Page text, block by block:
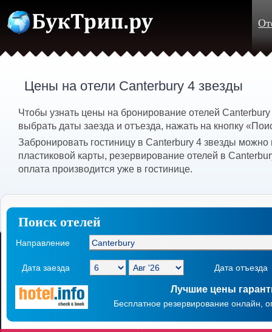
Цены на отели Canterbury 4 звезды
Чтобы узнать цены на бронирование отелей
выбрать даты заезда и отъезда, нажать на кнопку
Забронировать гостиницу в Canterbury 4 звезды можно
пластиковой карты, резервирование отелей в
оплата производится уже в гостинице.
Поиск отелей
Направление
Дата заезда Дата отъезда
Лучшие цены
Бесплатное резервирование онлайн,